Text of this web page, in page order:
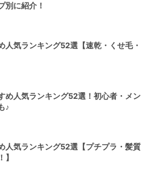
別に紹介！
人気ランキング52選【速乾・くせ毛・
め人気ランキング52選！初心者・メン
♪
人気ランキング52選【プチプラ・髪質
】